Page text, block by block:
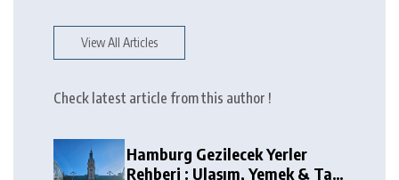
View All Articles
Check latest article from this author !
Hamburg Gezilecek Yerler
Rehberi : Ulaşım, Yemek & Tax